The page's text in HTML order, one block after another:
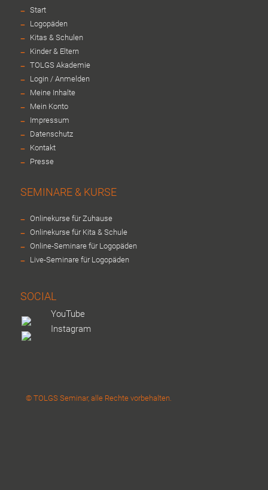
- Start
- Logopäden
- Kitas & Schulen
- Kinder & Eltern
- TOLGS Akademie
- Login / Anmelden
- Meine Inhalte
- Mein Konto
- Impressum
- Datenschutz
- Kontakt
- Presse
SEMINARE & KURSE
- Onlinekurse für Zuhause
- Onlinekurse für Kita & Schule
- Online-Seminare für Logopäden
- Live-Seminare für Logopäden
SOCIAL
YouTube
Instagram
© TOLGS Seminar, alle Rechte vorbehalten.